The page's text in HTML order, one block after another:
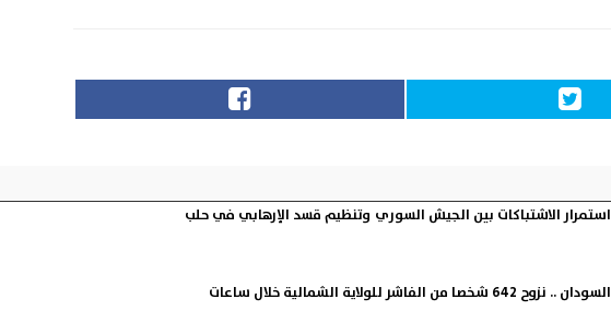
استمرار الاشتباكات بين الجيش السوري وتنظيم قسد الإرهابي في حلب
السودان .. نزوح 642 شخصا من الفاشر للولاية الشمالية خلال ساعات